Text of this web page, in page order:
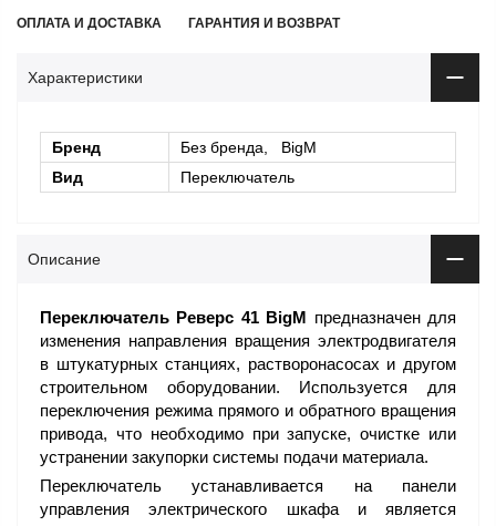
ОПЛАТА И ДОСТАВКА ГАРАНТИЯ И ВОЗВРАТ
Характеристики
Бренд
Без бренда, BigM
Вид
Переключатель
Описание
Переключатель Реверс 41 BigM предназначен для
изменения направления вращения электродвигателя
в штукатурных станциях, растворонасосах и другом
строительном оборудовании. Используется для
переключения режима прямого и обратного вращения
привода, что необходимо при запуске, очистке или
устранении закупорки системы подачи материала.
Переключатель устанавливается на панели
управления электрического шкафа и является